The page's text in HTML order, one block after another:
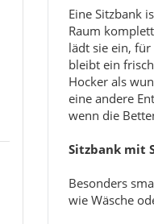
Eine Sitzbank
Raum
lädt sie ein, für
bleibt ein
Hocker als
eine andere
wenn die
Sitzbank mit
Besonders
wie Wäsche
Elizabeth
ab 599,00